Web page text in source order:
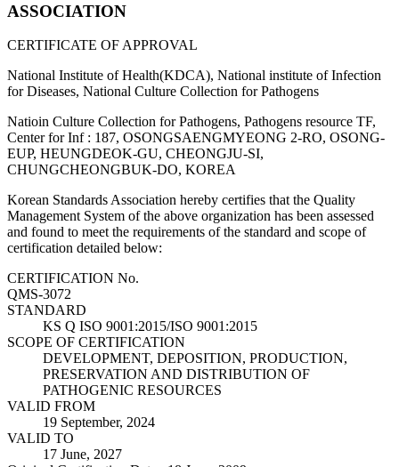
ASSOCIATION
CERTIFICATE OF APPROVAL
National Institute of Health(KDCA), National institute of Infection
for Diseases, National Culture Collection for Pathogens
Natioin Culture Collection for Pathogens, Pathogens resource TF,
Center for Inf : 187, OSONGSAENGMYEONG 2-RO, OSONG-
EUP, HEUNGDEOK-GU, CHEONGJU-SI,
CHUNGCHEONGBUK-DO, KOREA
Korean Standards Association hereby certifies that the Quality
Management System of the above organization has been assessed
and found to meet the requirements of the standard and scope of
certification detailed below:
CERTIFICATION No.
QMS-3072
STANDARD
KS Q ISO 9001:2015/ISO 9001:2015
SCOPE OF CERTIFICATION
DEVELOPMENT, DEPOSITION, PRODUCTION,
PRESERVATION AND DISTRIBUTION OF
PATHOGENIC RESOURCES
VALID FROM
19 September, 2024
VALID TO
17 June, 2027